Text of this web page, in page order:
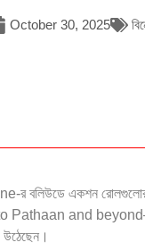
October 30, 2025
র বলিউডে একশন
Pathaan and
উঠেছেন।